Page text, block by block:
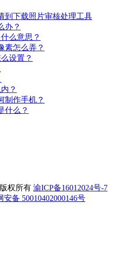
到下载照片审核处理工具
办？
么意思？
素怎么弄？
设置？
？
制作手机？
什么？
权所有 渝ICP备16012024号-7
安备 50010402000146号